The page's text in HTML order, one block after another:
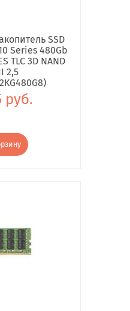
SSD
Series 480Gb
TLC 3D NAND
2,5
руб.